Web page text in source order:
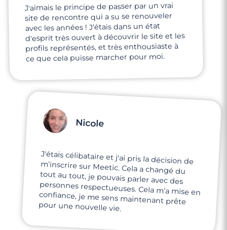
J'aimais le principe de passer par un vrai
site de rencontre qui a su se renouveler
avec les années ! J'étais dans un état
d'esprit très ouvert à découvrir le site et les
profils représentés, et très enthousiaste à
ce que cela puisse marcher pour moi.
Nicole
J'étais célibataire et j'ai pris la décision de
m'inscrire sur Meetic. Cela a changé du
tout au tout, je pouvais parler avec des
personnes respectueuses. Cela m'a mise en
confiance, je me sens maintenant prête
pour une nouvelle vie.